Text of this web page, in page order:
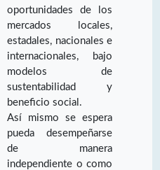
oportunidades de los
mercados locales,
estadales, nacionales e
internacionales, bajo
modelos de
sustentabilidad y
beneficio social.
Así mismo se espera
pueda desempeñarse
de manera
independiente o como